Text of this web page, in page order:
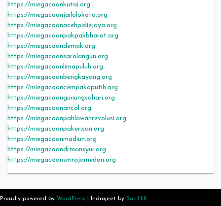
https://miegacoankutai.org
https://miegacoanjailolokota.org
https://miegacoanacehpidiejaya.org
https://miegacoanpakpakbharat.org
https://miegacoandemak.org
https://miegacoansarolangun.org
https://miegacoanlimapuluh.org
https://miegacoanbengkayang.org
https://miegacoancempakaputih.org
https://miegacoangunungsahari.org
https://miegacoanancol.org
https://miegacoanpahlawanrevolusi.org
https://miegacoanpakerisan.org
https://miegacoanmadiun.org
https://miegacoandrmansyur.org
https://miegacoansmrajamedan.org
Proudly powered by WordPress Indrajeet by Sus Hill .